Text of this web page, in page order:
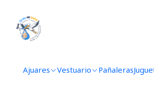
Ajuares Vestuario Pañaleras